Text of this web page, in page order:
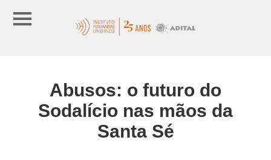
Abusos: o futuro do
Sodalício nas mãos da
Santa Sé